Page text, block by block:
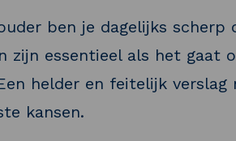
ben je dagelijks
zijn essentieel als het gaat
helder en feitelijk
kansen.